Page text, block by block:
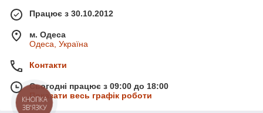
Працює з 30.10.2012
м. Одеса
Одеса, Україна
Контакти
Сьогодні працює з 09:00 до 18:00
Показати весь графік роботи
КНОПКА
ЗВ'ЯЗКУ